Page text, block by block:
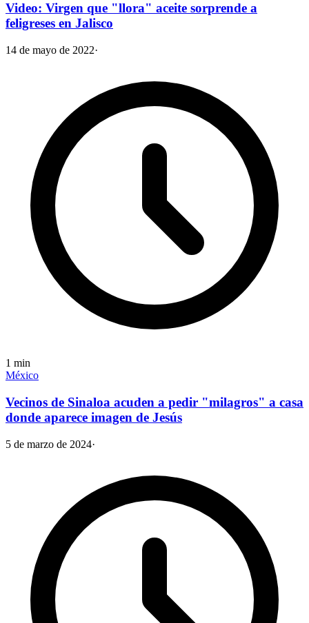
Video: Virgen que "llora" aceite sorprende a
feligreses en Jalisco
14 de mayo de 2022·
1 min
México
Vecinos de Sinaloa acuden a pedir "milagros" a casa
donde aparece imagen de Jesús
5 de marzo de 2024·